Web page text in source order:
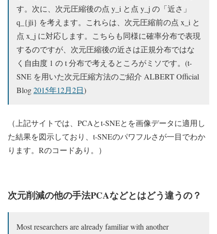
す。次に、次元圧縮後の点 y_i と点 y_j の「近さ」
q_{j|i} を考えます。これらは、次元圧縮前の点 x_i と
点 x_j に対応します。こちらも同様に確率分布で表現
するのですが、次元圧縮後の近さは正規分布ではな
く自由度 1 の t 分布で考えるところがミソです。(t-
SNE を用いた次元圧縮方法のご紹介 ALBERT Official
Blog2015年12月2日)
（上記サイトでは、PCAとt-SNEとを画像データに適用し
た結果を図示しており、t-SNEのパワフルさが一目でわか
ります。Rのコードあり。）
次元削減の他の手法PCAなどとはどう違うの？
Most researchers are already familiar with another